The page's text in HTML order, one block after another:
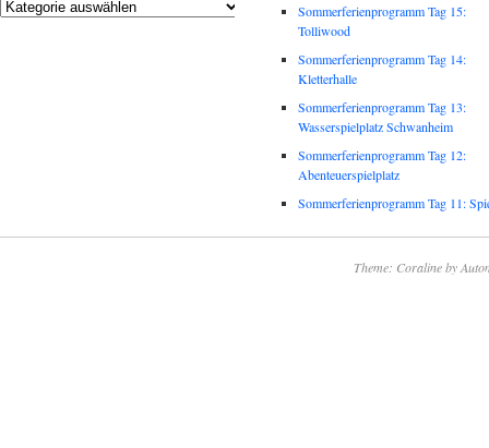
Sommerferienprogramm Tag 15:
Tolliwood
Sommerferienprogramm Tag 14:
Kletterhalle
Sommerferienprogramm Tag 13:
Wasserspielplatz Schwanheim
Sommerferienprogramm Tag 12:
Abenteuerspielplatz
Sommerferienprogramm Tag 11:
Theme: Coraline by